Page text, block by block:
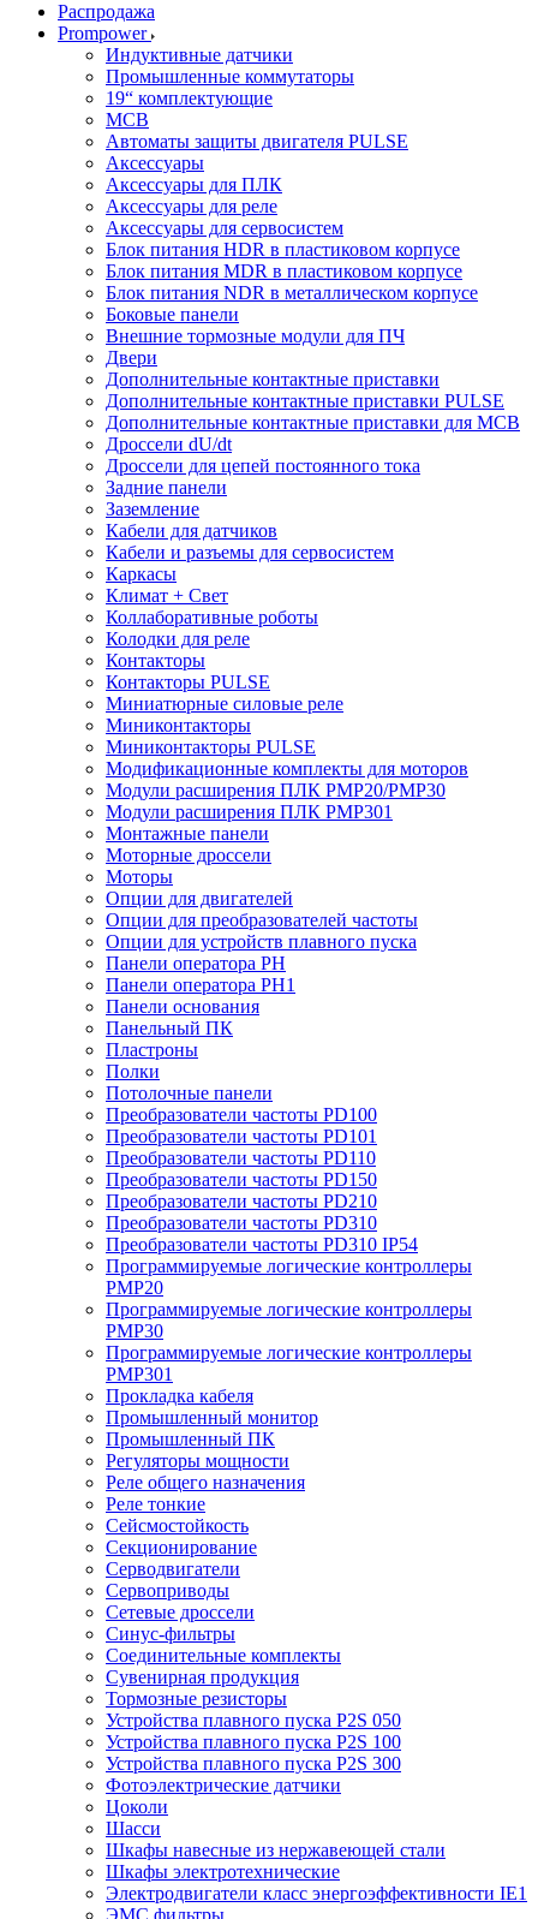
Распродажа
Prompower
Индуктивные датчики
Промышленные коммутаторы
19“ комплектующие
MCB
Автоматы защиты двигателя PULSE
Аксессуары
Аксессуары для ПЛК
Аксессуары для реле
Аксессуары для сервосистем
Блок питания HDR в пластиковом корпусе
Блок питания MDR в пластиковом корпусе
Блок питания NDR в металлическом корпусе
Боковые панели
Внешние тормозные модули для ПЧ
Двери
Дополнительные контактные приставки
Дополнительные контактные приставки PULSE
Дополнительные контактные приставки для MCB
Дроссели dU/dt
Дроссели для цепей постоянного тока
Задние панели
Заземление
Кабели для датчиков
Кабели и разъемы для сервосистем
Каркасы
Климат + Свет
Коллаборативные роботы
Колодки для реле
Контакторы
Контакторы PULSE
Миниатюрные силовые реле
Миниконтакторы
Миниконтакторы PULSE
Модификационные комплекты для моторов
Модули расширения ПЛК PMP20/PMP30
Модули расширения ПЛК PMP301
Монтажные панели
Моторные дроссели
Моторы
Опции для двигателей
Опции для преобразователей частоты
Опции для устройств плавного пуска
Панели оператора PH
Панели оператора PH1
Панели основания
Панельный ПК
Пластроны
Полки
Потолочные панели
Преобразователи частоты PD100
Преобразователи частоты PD101
Преобразователи частоты PD110
Преобразователи частоты PD150
Преобразователи частоты PD210
Преобразователи частоты PD310
Преобразователи частоты PD310 IP54
Программируемые логические контроллеры
PMP20
Программируемые логические контроллеры
PMP30
Программируемые логические контроллеры
PMP301
Прокладка кабеля
Промышленный монитор
Промышленный ПК
Регуляторы мощности
Реле общего назначения
Реле тонкие
Сейсмостойкость
Секционирование
Серводвигатели
Сервоприводы
Сетевые дроссели
Синус-фильтры
Соединительные комплекты
Сувенирная продукция
Тормозные резисторы
Устройства плавного пуска P2S 050
Устройства плавного пуска P2S 100
Устройства плавного пуска P2S 300
Фотоэлектрические датчики
Цоколи
Шасси
Шкафы навесные из нержавеющей стали
Шкафы электротехнические
Электродвигатели класс энергоэффективности IE1
ЭМС фильтры